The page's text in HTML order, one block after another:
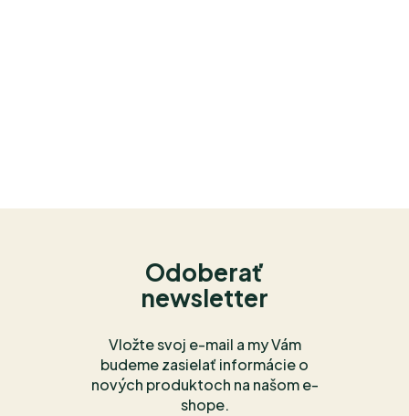
Odoberať
newsletter
Vložte svoj e-mail a my Vám
budeme zasielať informácie o
nových produktoch na našom e-
shope.